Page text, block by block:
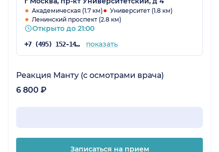
кто там работает (а я обращался ко всем без
исключения), профессионалы в своей
области. На некоторых узких специалистов я
также оставил отдельные отзывы. Последний
им лечения ещё рано, поэтому его
профессионализм оценивать пока не
Академическая (1.7 км)
Университет (1.8 км)
Ленинский проспект (2.8 км)
Открыто до 21:00
+7 (495) 152-14-78 показать
Реакция Манту (с осмотрами врача)
6 800 ₽
Записаться на прием